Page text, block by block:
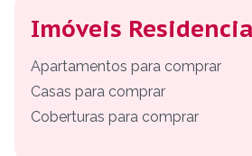
Imóveis
Apartamentos para comprar
Casas para comprar
Coberturas para comprar